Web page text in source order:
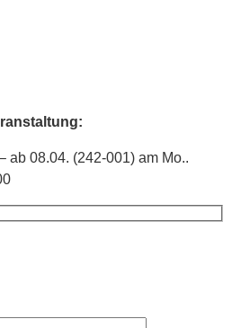
ab 08.04. (242-001) am Mo..